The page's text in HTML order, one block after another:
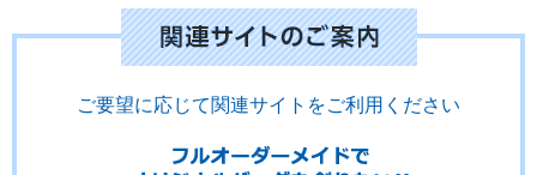
ご要望に応じて関連サイトをご利用ください